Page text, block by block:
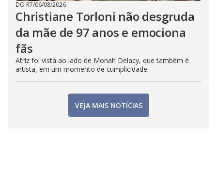
DO R7/06/08/2026
Christiane Torloni não desgruda
da mãe de 97 anos e emociona
fãs
Atriz foi vista ao lado de Monah Delacy, que também é
artista, em um momento de cumplicidade
VEJA MAIS NOTÍCIAS